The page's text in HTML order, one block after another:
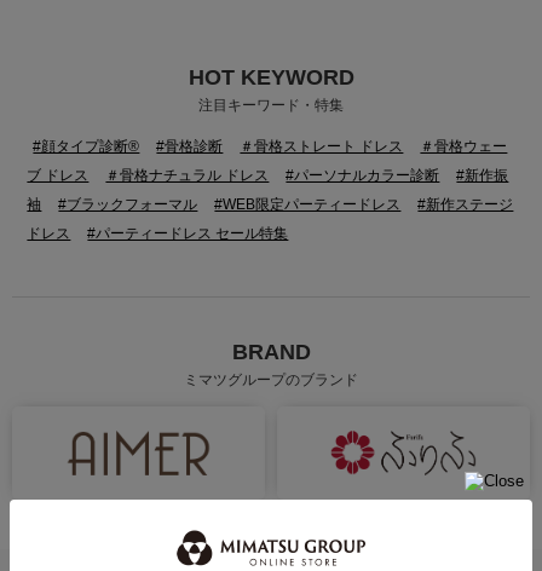
HOT KEYWORD
注目キーワード・特集
#顔タイプ診断® #骨格診断 ＃骨格ストレート ドレス
＃骨格ウェー
ブ ドレス
＃骨格ナチュラル ドレス #パーソナルカラー診断
#新作振
袖
#ブラックフォーマル #WEB限定パーティードレス
#新作ステージ
ドレス
#パーティードレス セール特集
BRAND
ミマツグループのブランド